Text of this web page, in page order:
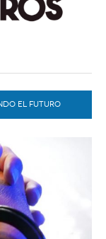
EL FUTURO